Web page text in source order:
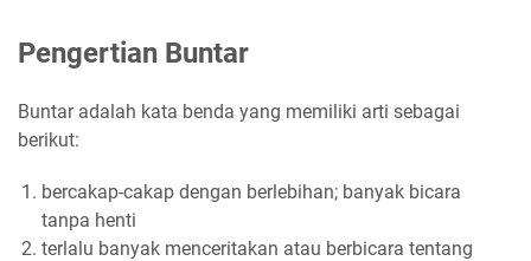
Pengertian Buntar
Buntar adalah kata benda yang memiliki arti sebagai
berikut:
bercakap-cakap dengan berlebihan; banyak bicara
tanpa henti
terlalu banyak menceritakan atau berbicara tentang